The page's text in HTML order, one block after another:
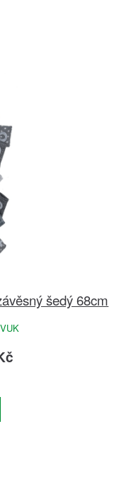
šedý 68cm